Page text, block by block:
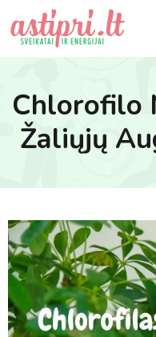
Chlorofilo
Žaliųjų